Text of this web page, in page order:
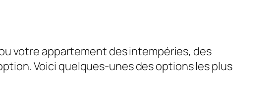
votre appartement des intempéries, des
Voici quelques-unes des options les plus